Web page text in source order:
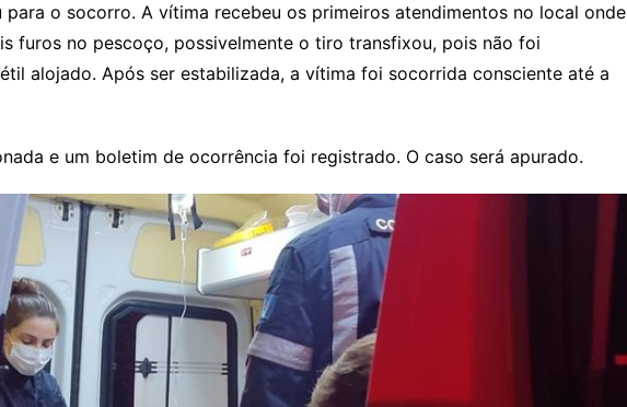
para o socorro. A vítima recebeu os primeiros atendimentos no local onde
furos no pescoço, possivelmente o tiro transfixou, pois não foi
alojado. Após ser estabilizada, a vítima foi socorrida consciente até a
e um boletim de ocorrência foi registrado. O caso será apurado.